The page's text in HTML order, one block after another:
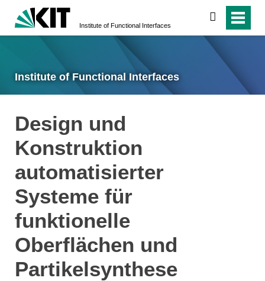
Institute of Functional Interfaces
search
Institute of Functional Interfaces
Design und
Konstruktion
automatisierter
Systeme für
funktionelle
Oberflächen und
Partikelsynthese